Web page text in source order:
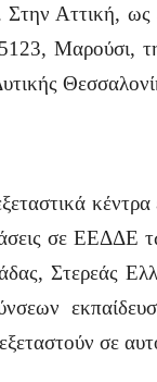
Στην Αττική,
Μαρούσι,
σε
Στερεάς
σε